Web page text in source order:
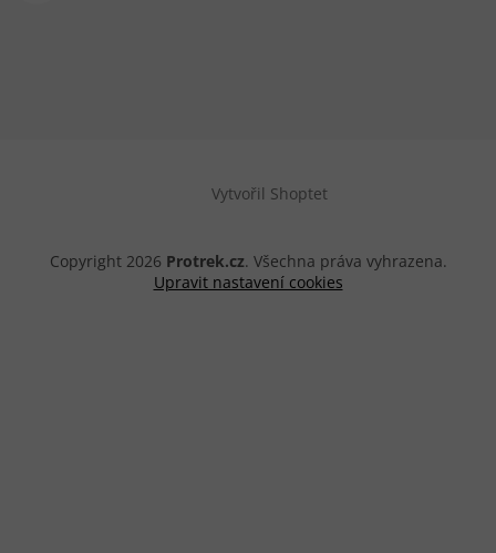
Vytvořil Shoptet
Copyright 2026 Protrek.cz. Všechna práva vyhrazena.
Upravit nastavení cookies